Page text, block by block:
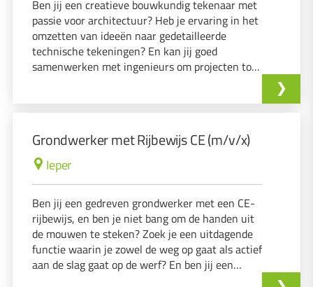
Ben jij een creatieve bouwkundig tekenaar met
passie voor architectuur? Heb je ervaring in het
omzetten van ideeën naar gedetailleerde
technische tekeningen? En kan jij goed
samenwerken met ingenieurs om projecten tot
Grondwerker met Rijbewijs CE (m/v/x)
Ieper
Ben jij een gedreven grondwerker met een CE-
rijbewijs, en ben je niet bang om de handen uit
de mouwen te steken? Zoek je een uitdagende
functie waarin je zowel de weg op gaat als actief
aan de slag gaat op de werf? En ben jij een